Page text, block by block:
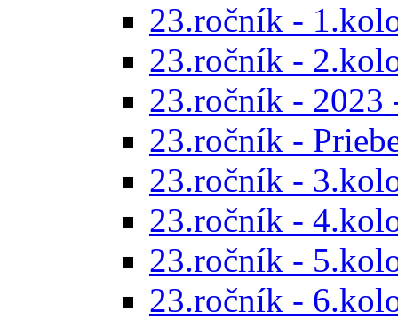
23.ročník -
23.ročník -
23.ročník - 2023
23.ročník -
23.ročník -
23.ročník -
23.ročník -
23.ročník -